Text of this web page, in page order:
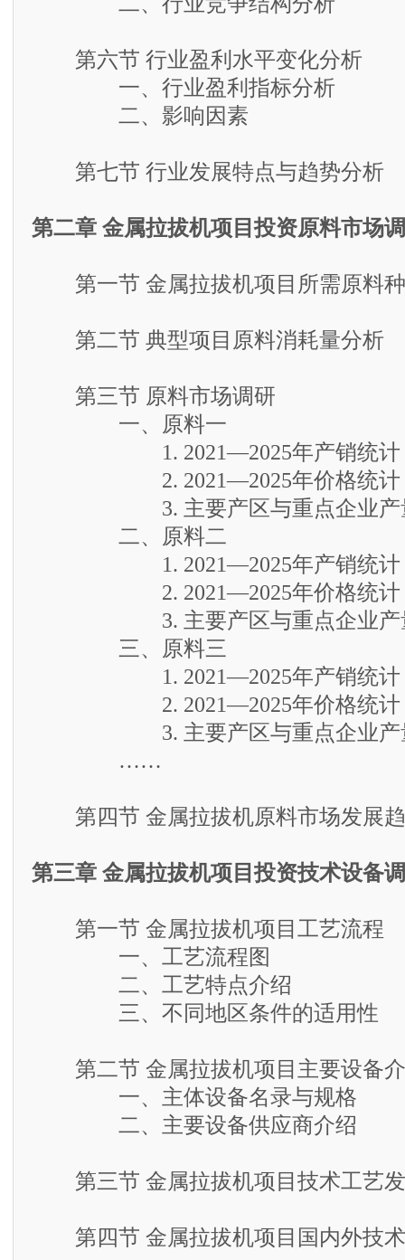
第六节 行业盈利水平变化分析
一、行业盈利指标分析
二、影响因素
第七节 行业发展特点与趋势分析
第二章 金属拉拔机项目投资原料市场
第一节 金属拉拔机项目所需原料
第二节 典型项目原料消耗量分析
第三节 原料市场调研
一、原料一
1. 2021—2025年产销统计
2. 2021—2025年价格统计
3. 主要产区与重点企业产
二、原料二
1. 2021—2025年产销统计
2. 2021—2025年价格统计
3. 主要产区与重点企业产
三、原料三
1. 2021—2025年产销统计
2. 2021—2025年价格统计
3. 主要产区与重点企业产
……
第四节 金属拉拔机原料市场发展
第三章 金属拉拔机项目投资技术设备
第一节 金属拉拔机项目工艺流程
一、工艺流程图
二、工艺特点介绍
三、不同地区条件的适用性
第二节 金属拉拔机项目主要设备
一、主体设备名录与规格
二、主要设备供应商介绍
第三节 金属拉拔机项目技术工艺
第四节 金属拉拔机项目国内外技